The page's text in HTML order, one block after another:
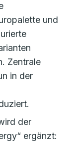
und
Zentrale
in der
der
ergänzt: